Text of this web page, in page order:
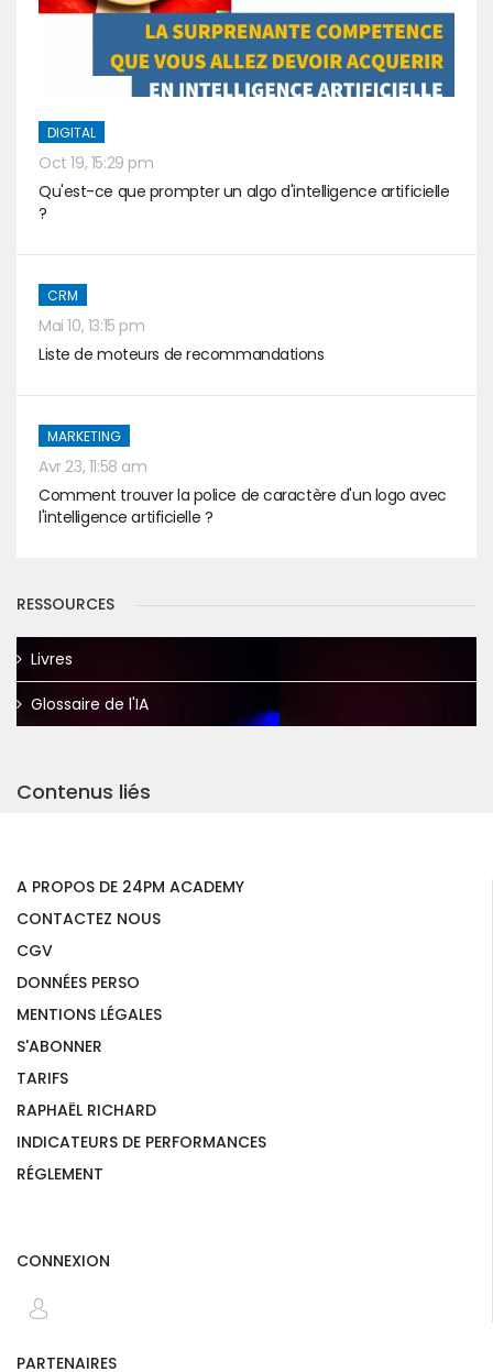
DIGITAL
Oct 19, 15:29 pm
Qu'est-ce que prompter un algo d'intelligence artificielle
?
CRM
Mai 10, 13:15 pm
Liste de moteurs de recommandations
MARKETING
Avr 23, 11:58 am
Comment trouver la police de caractère d'un logo avec
l'intelligence artificielle ?
RESSOURCES
Livres
Glossaire de l'IA
Contenus liés
A PROPOS DE 24PM ACADEMY
CONTACTEZ NOUS
CGV
DONNÉES PERSO
MENTIONS LÉGALES
S'ABONNER
TARIFS
RAPHAËL RICHARD
INDICATEURS DE PERFORMANCES
RÉGLEMENT
CONNEXION
PARTENAIRES